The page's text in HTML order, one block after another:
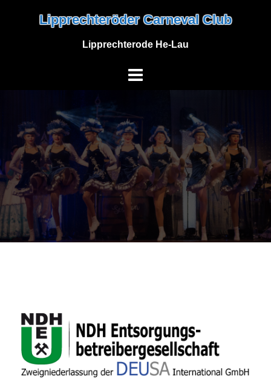
Lipprechteröder Carneval Club
Lipprechterode He-Lau